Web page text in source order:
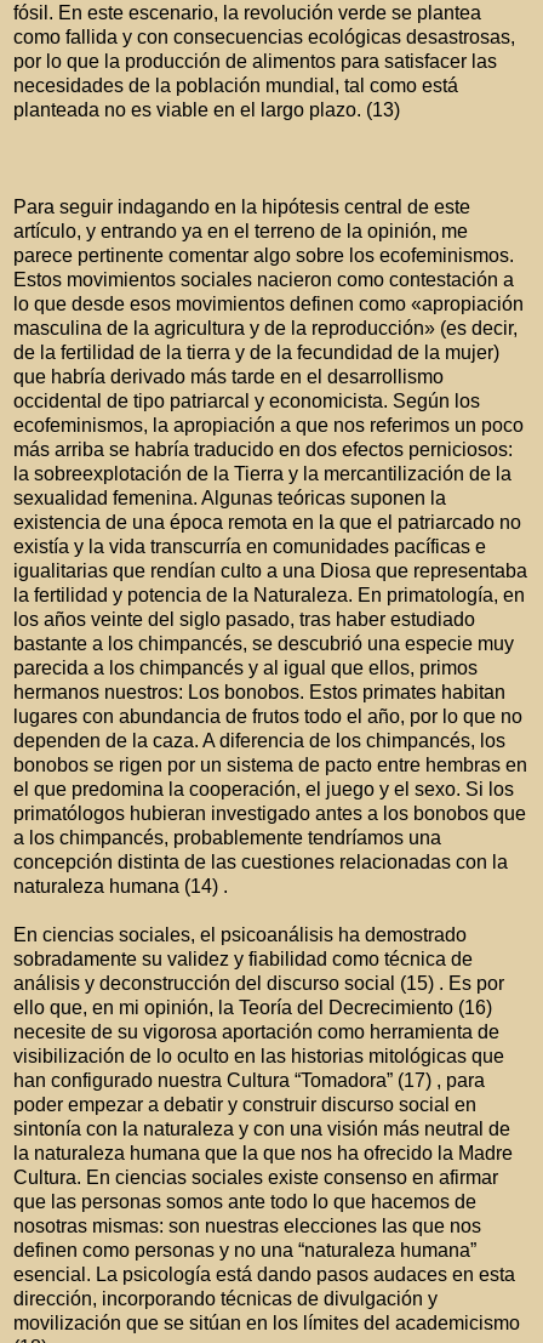
fósil. En este escenario, la revolución verde se plantea
como fallida y con consecuencias ecológicas desastrosas,
por lo que la producción de alimentos para satisfacer las
necesidades de la población mundial, tal como está
planteada no es viable en el largo plazo. (13)
Para seguir indagando en la hipótesis central de este
artículo, y entrando ya en el terreno de la opinión, me
parece pertinente comentar algo sobre los ecofeminismos.
Estos movimientos sociales nacieron como contestación a
lo que desde esos movimientos definen como «apropiación
masculina de la agricultura y de la reproducción» (es decir,
de la fertilidad de la tierra y de la fecundidad de la mujer)
que habría derivado más tarde en el desarrollismo
occidental de tipo patriarcal y economicista. Según los
ecofeminismos, la apropiación a que nos referimos un poco
más arriba se habría traducido en dos efectos perniciosos:
la sobreexplotación de la Tierra y la mercantilización de la
sexualidad femenina. Algunas teóricas suponen la
existencia de una época remota en la que el patriarcado no
existía y la vida transcurría en comunidades pacíficas e
igualitarias que rendían culto a una Diosa que representaba
la fertilidad y potencia de la Naturaleza. En primatología, en
los años veinte del siglo pasado, tras haber estudiado
bastante a los chimpancés, se descubrió una especie muy
parecida a los chimpancés y al igual que ellos, primos
hermanos nuestros: Los bonobos. Estos primates habitan
lugares con abundancia de frutos todo el año, por lo que no
dependen de la caza. A diferencia de los chimpancés, los
bonobos se rigen por un sistema de pacto entre hembras en
el que predomina la cooperación, el juego y el sexo. Si los
primatólogos hubieran investigado antes a los bonobos que
a los chimpancés, probablemente tendríamos una
concepción distinta de las cuestiones relacionadas con la
naturaleza humana (14) .
En ciencias sociales, el psicoanálisis ha demostrado
sobradamente su validez y fiabilidad como técnica de
análisis y deconstrucción del discurso social (15) . Es por
ello que, en mi opinión, la Teoría del Decrecimiento (16)
necesite de su vigorosa aportación como herramienta de
visibilización de lo oculto en las historias mitológicas que
han configurado nuestra Cultura “Tomadora” (17) , para
poder empezar a debatir y construir discurso social en
sintonía con la naturaleza y con una visión más neutral de
la naturaleza humana que la que nos ha ofrecido la Madre
Cultura. En ciencias sociales existe consenso en afirmar
que las personas somos ante todo lo que hacemos de
nosotras mismas: son nuestras elecciones las que nos
definen como personas y no una “naturaleza humana”
esencial. La psicología está dando pasos audaces en esta
dirección, incorporando técnicas de divulgación y
movilización que se sitúan en los límites del academicismo